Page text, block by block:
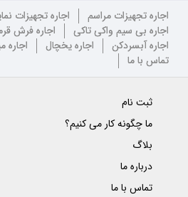
اجاره تجهیزات مراسم
اجاره تجهیزات
اجاره بی سیم واکی تاکی
اجاره فرش
اجاره آبسردکن
اجاره یخچال اجاره
تماس با ما
ثبت نام
ما چگونه کار می کنیم؟
بلاگ
درباره ما
تماس با ما